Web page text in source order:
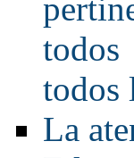
todos
todos
La